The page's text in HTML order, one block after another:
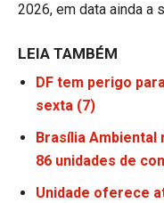
2026, em data ainda a
LEIA TAMBÉM
DF tem perigo
sexta (7)
Brasília
86 unidades de
Unidade oferece